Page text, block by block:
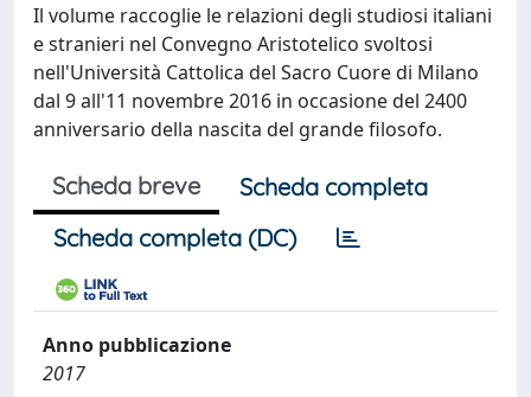
Il volume raccoglie le relazioni degli studiosi italiani
e stranieri nel Convegno Aristotelico svoltosi
nell'Università Cattolica del Sacro Cuore di Milano
dal 9 all'11 novembre 2016 in occasione del 2400
anniversario della nascita del grande filosofo.
Scheda breve
Scheda completa
Scheda completa (DC)
Anno pubblicazione
2017